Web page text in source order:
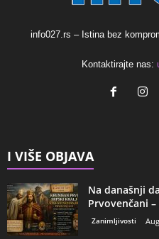
info027.rs – Istina bez
Kontaktirajte nas:
I VIŠE OBJAVA
Na današnji
Prvovenčani
Zanimljivosti